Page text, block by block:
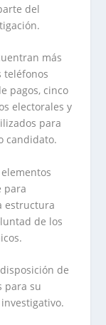
del
más
teléfonos
pagos, cinco
electorales y
para
candidato.
para
estructura
de los
de
para su